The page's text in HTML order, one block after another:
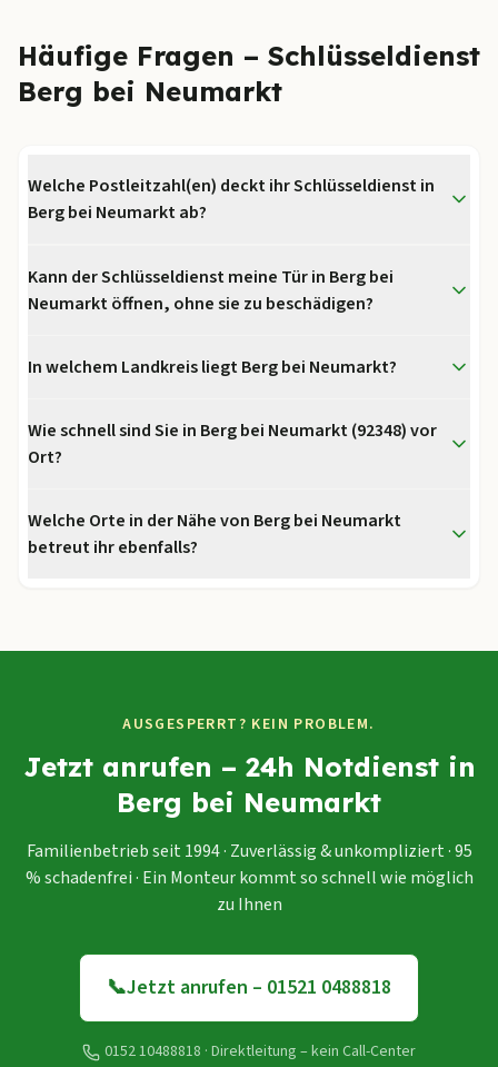
Häufige Fragen – Schlüsseldienst
Berg bei Neumarkt
Welche Postleitzahl(en) deckt ihr Schlüsseldienst in
Berg bei Neumarkt ab?
Kann der Schlüsseldienst meine Tür in Berg bei
Neumarkt öffnen, ohne sie zu beschädigen?
In welchem Landkreis liegt Berg bei Neumarkt?
Wie schnell sind Sie in Berg bei Neumarkt (92348) vor
Ort?
Welche Orte in der Nähe von Berg bei Neumarkt
betreut ihr ebenfalls?
AUSGESPERRT? KEIN PROBLEM.
Jetzt anrufen – 24h Notdienst in
Berg bei Neumarkt
Familienbetrieb seit 1994 · Zuverlässig & unkompliziert · 95
% schadenfrei · Ein Monteur kommt so schnell wie möglich
zu Ihnen
📞Jetzt anrufen – 01521 0488818
0152 10488818 · Direktleitung – kein Call-Center